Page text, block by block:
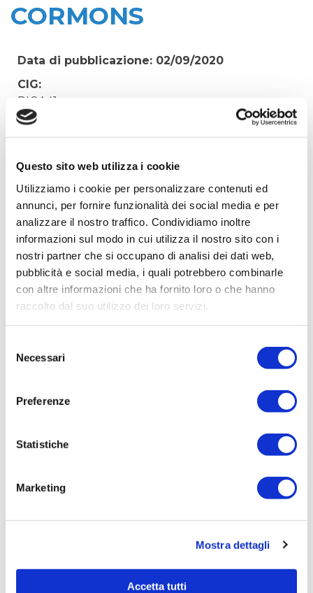
Questo sito web utilizza i cookie
Utilizziamo i cookie per personalizzare contenuti ed
annunci, per fornire funzionalità dei social media e per
analizzare il nostro traffico. Condividiamo inoltre
informazioni sul modo in cui utilizza il nostro sito con i
nostri partner che si occupano di analisi dei dati web,
pubblicità e social media, i quali potrebbero combinarle
con altre informazioni che ha fornito loro o che hanno
raccolto dal suo utilizzo dei loro servizi.
delNecessari
Preferenze
Statistiche
Marketing
Mostra dettagli
Accetta tutti
CORMONS
Data di pubblicazione: 02/09/2020
CIG:
RIGA41
Struttura proponente:
'Irisacqua srl P.I./C.F. 01070220312. - Ufficio
Oggetto:
RAVVEDIMENTO OPEROSO ACCISA GRUPPO
ELETTROGENO - ACQ MOLIN NOVO, CORMONS
Elenco operatori invitati:
Codice Fiscale:
Procedura di scelta:
Affidamento ai sensi del Regolamento Generale
- cod. fisc.
102,9600
pronta
0,0000
Pagina aggiornata il 02/09/2020